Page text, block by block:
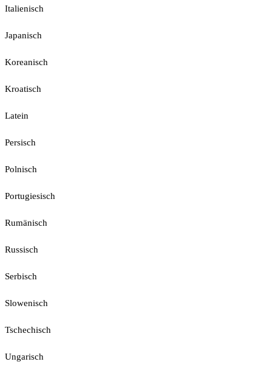
Italienisch
Japanisch
Koreanisch
Kroatisch
Latein
Persisch
Polnisch
Portugiesisch
Rumänisch
Russisch
Serbisch
Slowenisch
Tschechisch
Ungarisch